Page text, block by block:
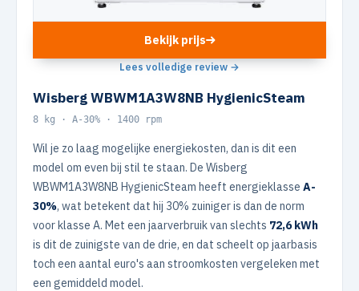
Bekijk prijs
Lees volledige review →
Wisberg WBWM1A3W8NB HygienicSteam
8 kg · A-30% · 1400 rpm
Wil je zo laag mogelijke energiekosten, dan is dit een
model om even bij stil te staan. De Wisberg
WBWM1A3W8NB HygienicSteam heeft energieklasse A-
30%, wat betekent dat hij 30% zuiniger is dan de norm
voor klasse A. Met een jaarverbruik van slechts 72,6 kWh
is dit de zuinigste van de drie, en dat scheelt op jaarbasis
toch een aantal euro's aan stroomkosten vergeleken met
een gemiddeld model.